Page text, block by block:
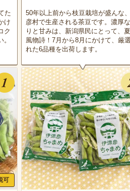
た
け
ク
可
50年以上前から枝豆栽培が盛んな
彦村で生産される茶豆です。濃厚
りと甘みは、新潟県民にとって、
風物詩！7月から8月にかけて、厳
れた6品種を出荷します。